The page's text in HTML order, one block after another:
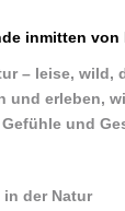
inmitten
– leise,
und erleben,
und
in der Natur